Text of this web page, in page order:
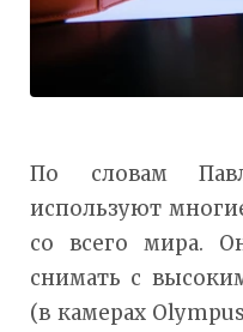
По словам
используют
со всего мира.
снимать с
(в камерах